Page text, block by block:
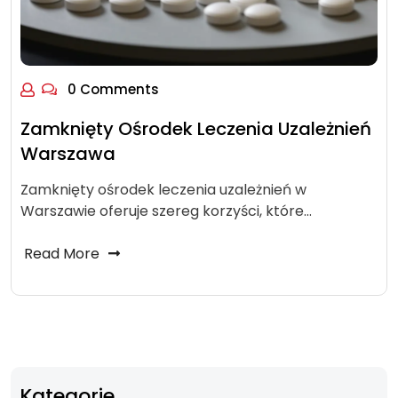
0 Comments
Zamknięty Ośrodek Leczenia Uzależnień
Warszawa
Zamknięty ośrodek leczenia uzależnień w
Warszawie oferuje szereg korzyści, które…
Read More